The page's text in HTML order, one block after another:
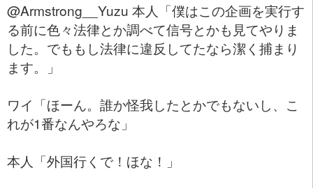
@Armstrong__Yuzu 本人「僕はこの企画を実行す
る前に色々法律とか調べて信号とかも見てやりま
した。でももし法律に違反してたなら潔く捕まり
ます。」
ワイ「ほーん。誰か怪我したとかでもないし、こ
れが1番なんやろな」
本人「外国行くで！ほな！」